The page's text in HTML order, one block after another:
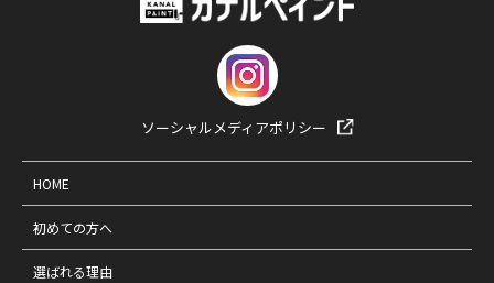
ソーシャルメディアポリシー
HOME
初めての方へ
選ばれる理由